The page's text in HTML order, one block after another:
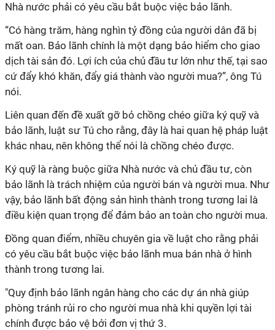
Nhà nước phải có yêu cầu bắt buộc việc bảo lãnh.
“Có hàng trăm, hàng nghìn tỷ đồng của người dân đã bị
mất oan. Bảo lãnh chính là một dạng bảo hiểm cho giao
dịch tài sản đó. Lợi ích của chủ đầu tư lớn như thế, tại sao
cứ đẩy khó khăn, đẩy giá thành vào người mua?”, ông Tú
nói.
Liên quan đến đề xuất gỡ bỏ chồng chéo giữa ký quỹ và
bảo lãnh, luật sư Tú cho rằng, đây là hai quan hệ pháp luật
khác nhau, nên không thể nói là chồng chéo được.
Ký quỹ là ràng buộc giữa Nhà nước và chủ đầu tư, còn
bảo lãnh là trách nhiệm của người bán và người mua. Như
vậy, bảo lãnh bất động sản hình thành trong tương lai là
điều kiện quan trọng để đảm bảo an toàn cho người mua.
Đồng quan điểm, nhiều chuyên gia về luật cho rằng phải
có yêu cầu bắt buộc việc bảo lãnh mua bán nhà ở hình
thành trong tương lai.
"Quy định bảo lãnh ngân hàng cho các dự án nhà giúp
phòng tránh rủi ro cho người mua nhà khi quyền lợi tài
chính được bảo vệ bởi đơn vị thứ 3.